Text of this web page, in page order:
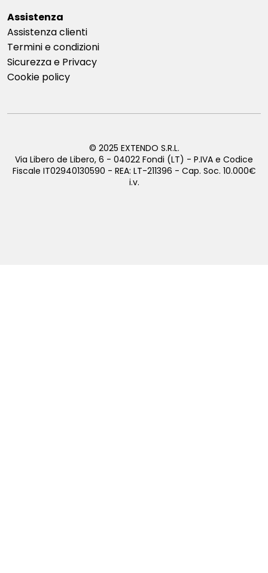
Assistenza
Assistenza clienti
Termini e condizioni
Sicurezza e Privacy
Cookie policy
© 2025 EXTENDO S.R.L.
Via Libero de Libero, 6 - 04022 Fondi (LT) - P.IVA e Codice
Fiscale IT02940130590 - REA: LT-211396 - Cap. Soc. 10.000€
i.v.